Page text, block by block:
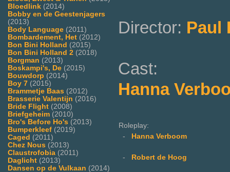
Bloedlink (2014)
Bobby en de Geestenjagers
(2013)
Body Language (2011)
Bombardement, Het (2012)
Bon Bini Holland (2015)
Bon Bini Holland 2 (2018)
Borgman (2013)
Boskampi's, De (2015)
Bouwdorp (2014)
Boy 7 (2015)
Brammetje Baas (2012)
Brasserie Valentijn (2016)
Bride Flight (2008)
Briefgeheim (2010)
Bro's Before Ho's (2013)
Bumperkleef (2019)
Caged (2011)
Chez Nous (2013)
Claustrofobia (2011)
Daglicht (2013)
Dansen op de Vulkaan (2014)
Director: Paul
Cast:
Hanna
Roleplay:
-
Hanna Verboom
- Robert de Hoog